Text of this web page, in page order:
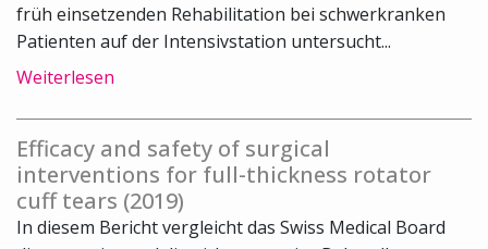
früh einsetzenden Rehabilitation bei schwerkranken
Patienten auf der Intensivstation untersucht...
Weiterlesen
Efficacy and safety of surgical
interventions for full-thickness rotator
cuff tears (2019)
In diesem Bericht vergleicht das Swiss Medical Board